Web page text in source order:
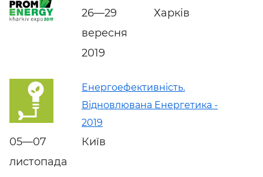
26—29
вересня
2019
Харків
Енергоефективність.
Відновлювана Енергетика -
2019
05—07
листопада
Київ